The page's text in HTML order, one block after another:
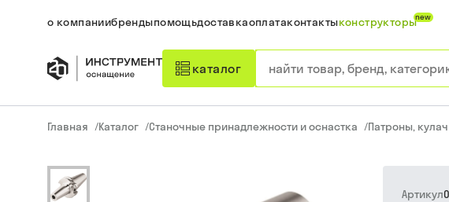
о компаниибрендыпомощьдоставкаоплатаконтактыконструкторыnew
каталог
Главная /Каталог /Станочные принадлежности и оснастка /Патроны,
Артикул